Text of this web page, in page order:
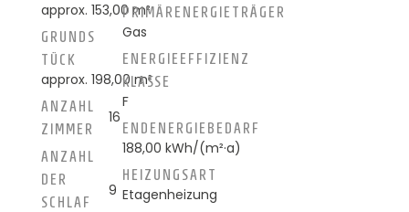
approx. 153,00 m²
GRUNDS
TÜCK
approx. 198,00 m²
ANZAHL
ZIMMER
16
ANZAHL
DER
SCHLAF
9
PRIMÄRENERGIETRÄGER
Gas
ENERGIEEFFIZIENZ
KLASSE
F
ENDENERGIEBEDARF
188,00 kWh/(m²·a)
HEIZUNGSART
Etagenheizung